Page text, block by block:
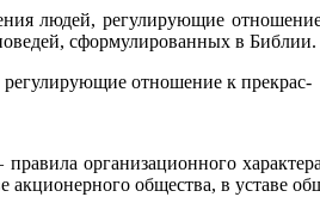
людей, регулирующие
сформулированных в Библии.
регулирующие отношение к прекрас-
правила организационного
общества, в уставе